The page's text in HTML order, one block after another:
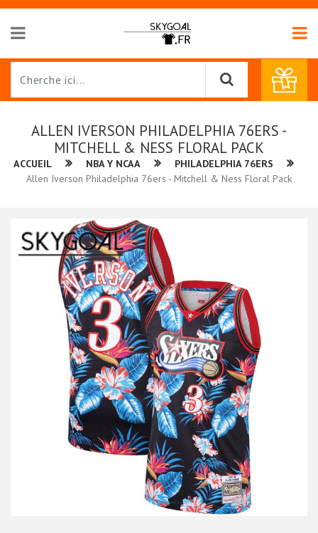
ALLEN IVERSON PHILADELPHIA 76ERS -
MITCHELL & NESS FLORAL PACK
ACCUEIL NBA Y NCAA
PHILADELPHIA 76ERS
Allen Iverson Philadelphia 76ers - Mitchell & Ness Floral Pack